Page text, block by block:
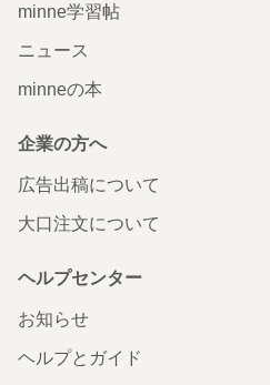
minne学習帖
ニュース
minneの本
企業の方へ
広告出稿について
大口注文について
ヘルプセンター
お知らせ
ヘルプとガイド